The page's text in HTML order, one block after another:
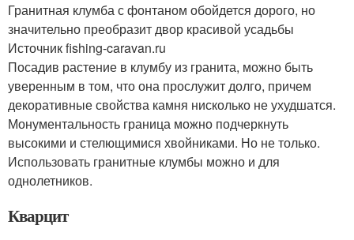
Гранитная клумба с фонтаном обойдется дорого, но
значительно преобразит двор красивой усадьбы
Источник fishing-caravan.ru
Посадив растение в клумбу из гранита, можно быть
уверенным в том, что она прослужит долго, причем
декоративные свойства камня нисколько не ухудшатся.
Монументальность граница можно подчеркнуть
высокими и стелющимися хвойниками. Но не только.
Использовать гранитные клумбы можно и для
однолетников.
Кварцит